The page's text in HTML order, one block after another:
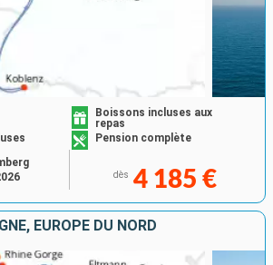
Boissons incluses aux
repas
Pension complète
dès 4 185 €
EUROPE DU NORD